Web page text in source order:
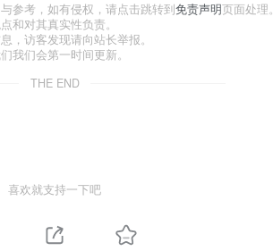
参考，如有侵权，请点击跳转到免责声明页面处理。
和对其真实性负责。
，访客发现请向站长举报。
我们会第一时间更新。
THE END
喜欢就支持一下吧